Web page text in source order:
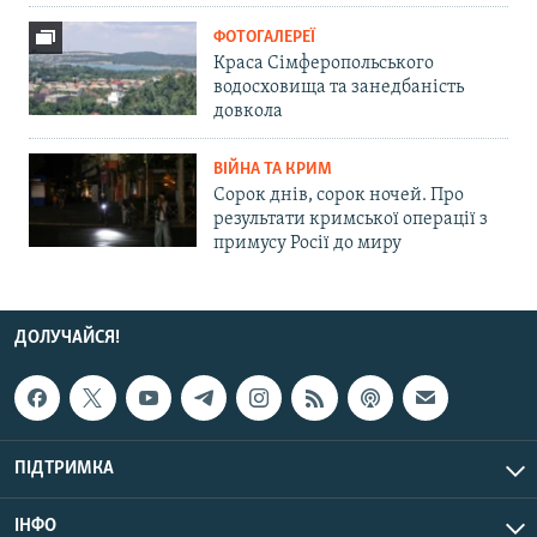
ФОТОГАЛЕРЕЇ
Краса Сімферопольського
водосховища та занедбаність
довкола
ВІЙНА ТА КРИМ
Сорок днів, сорок ночей. Про
результати кримської операції з
примусу Росії до миру
ДОЛУЧАЙСЯ!
ПІДТРИМКА
ІНФО